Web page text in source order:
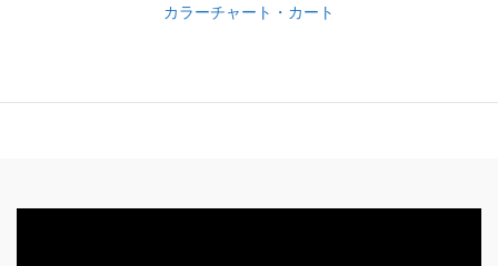
カラーチャート・カート